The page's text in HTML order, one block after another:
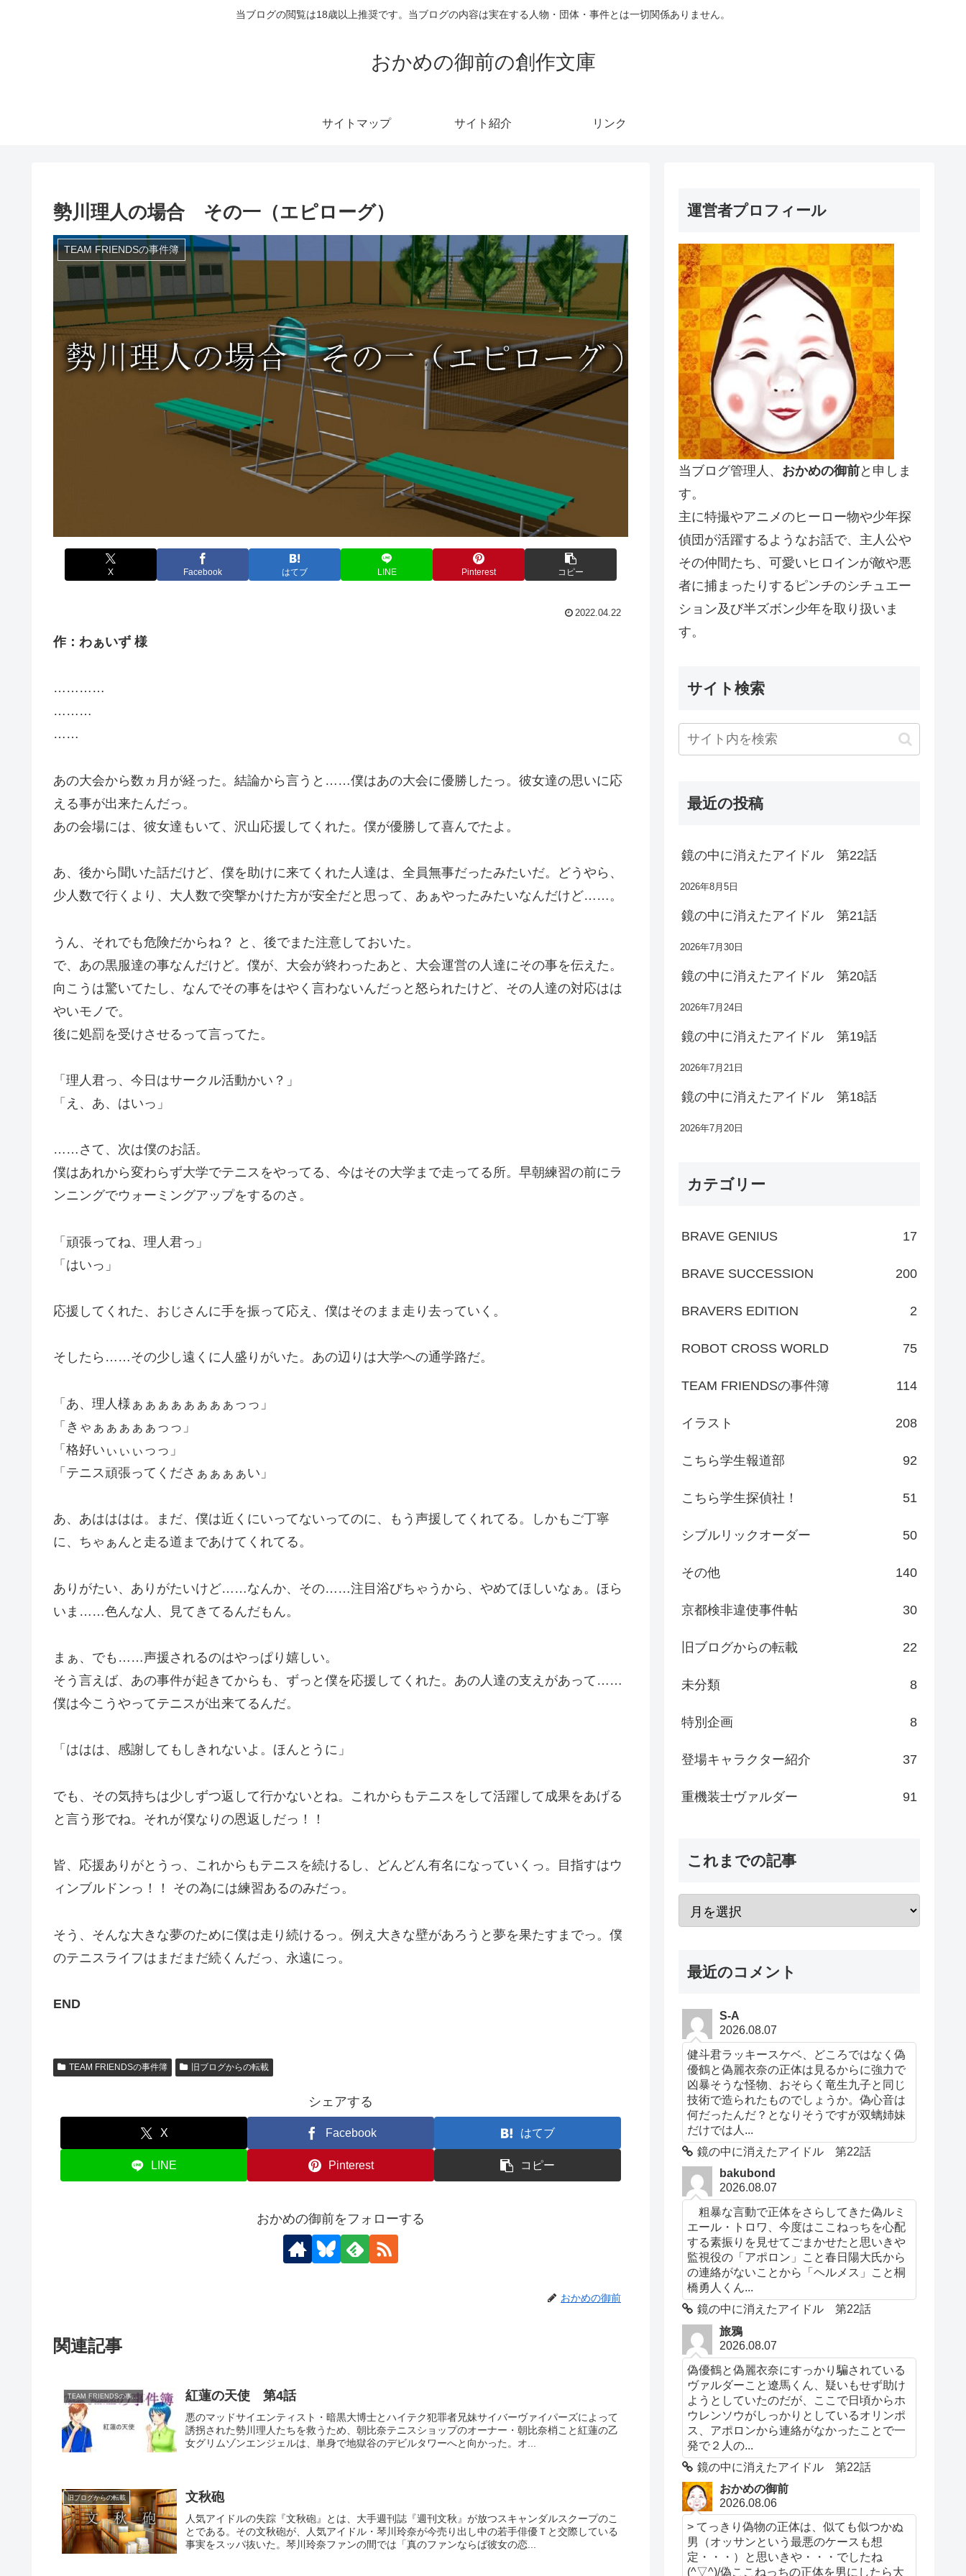
当ブログの閲覧は18歳以上推奨です。当ブログの内容は実在する人物・団体・事件とは一切関係ありません。
おかめの御前の創作文庫
サイトマップ サイト紹介 リンク
勢川理人の場合 その一（エピローグ）
TEAM FRIENDSの事件簿
X Facebook はてブ LINE Pinterest コピー
2022.04.22
作：わぁいず 様
…………
………
……
あの大会から数ヵ月が経った。結論から言うと……僕はあの大会に優勝したっ。彼女達の思いに応
える事が出来たんだっ。
あの会場には、彼女達もいて、沢山応援してくれた。僕が優勝して喜んでたよ。
あ、後から聞いた話だけど、僕を助けに来てくれた人達は、全員無事だったみたいだ。どうやら、
少人数で行くより、大人数で突撃かけた方が安全だと思って、あぁやったみたいなんだけど……。
うん、それでも危険だからね？ と、後でまた注意しておいた。
で、あの黒服達の事なんだけど。僕が、大会が終わったあと、大会運営の人達にその事を伝えた。
向こうは驚いてたし、なんでその事をはやく言わないんだっと怒られたけど、その人達の対応はは
やいモノで。
後に処罰を受けさせるって言ってた。
「理人君っ、今日はサークル活動かい？」
「え、あ、はいっ」
……さて、次は僕のお話。
僕はあれから変わらず大学でテニスをやってる、今はその大学まで走ってる所。早朝練習の前にラ
ンニングでウォーミングアップをするのさ。
「頑張ってね、理人君っ」
「はいっ」
応援してくれた、おじさんに手を振って応え、僕はそのまま走り去っていく。
そしたら……その少し遠くに人盛りがいた。あの辺りは大学への通学路だ。
「あ、理人様ぁぁぁぁぁぁぁぁっっ」
「きゃぁぁぁぁぁっっ」
「格好いぃぃぃっっ」
「テニス頑張ってくださぁぁぁぁい」
あ、あはははは。まだ、僕は近くにいってないってのに、もう声援してくれてる。しかもご丁寧
に、ちゃぁんと走る道まであけてくれてる。
ありがたい、ありがたいけど……なんか、その……注目浴びちゃうから、やめてほしいなぁ。ほら
いま……色んな人、見てきてるんだもん。
まぁ、でも……声援されるのはやっぱり嬉しい。
そう言えば、あの事件が起きてからも、ずっと僕を応援してくれた。あの人達の支えがあって……
僕は今こうやってテニスが出来てるんだ。
「ははは、感謝してもしきれないよ。ほんとうに」
でも、その気持ちは少しずつ返して行かないとね。これからもテニスをして活躍して成果をあげる
と言う形でね。それが僕なりの恩返しだっ！！
皆、応援ありがとうっ、これからもテニスを続けるし、どんどん有名になっていくっ。目指すはウ
ィンブルドンっ！！ その為には練習あるのみだっ。
そう、そんな大きな夢のために僕は走り続けるっ。例え大きな壁があろうと夢を果たすまでっ。僕
のテニスライフはまだまだ続くんだっ、永遠にっ。
END
TEAM FRIENDSの事件簿 旧ブログからの転載
シェアする
X Facebook はてブ
LINE Pinterest コピー
おかめの御前をフォローする
おかめの御前
関連記事
TEAM FRIENDSの事件簿 紅蓮の天使 第4話
悪のマッドサイエンティスト・暗黒大博士とハイテク犯罪者兄妹サイバーヴァイパーズによって
誘拐された勢川理人たちを救うため、朝比奈テニスショップのオーナー・朝比奈梢こと紅蓮の乙
女グリムゾンエンジェルは、単身で地獄谷のデビルタワーへと向かった。オ...
旧ブログからの転載 文秋砲
人気アイドルの失踪『文秋砲』とは、大手週刊誌『週刊文秋』が放つスキャンダルスクープのこ
とである。その文秋砲が、人気アイドル・琴川玲奈が今売り出し中の若手俳優Ｔと交際している
事実をスッパ抜いた。琴川玲奈ファンの間では「真のファンならば彼女の恋...
運営者プロフィール
当ブログ管理人、 おかめの御前と申しま
す。
主に特撮やアニメのヒーロー物や少年探
偵団が活躍するようなお話で、主人公や
その仲間たち、可愛いヒロインが敵や悪
者に捕まったりするピンチのシチュエー
ション及び半ズボン少年を取り扱いま
す。
サイト検索
最近の投稿
鏡の中に消えたアイドル 第22話
2026年8月5日
鏡の中に消えたアイドル 第21話
2026年7月30日
鏡の中に消えたアイドル 第20話
2026年7月24日
鏡の中に消えたアイドル 第19話
2026年7月21日
鏡の中に消えたアイドル 第18話
2026年7月20日
カテゴリー
BRAVE GENIUS 17
BRAVE SUCCESSION 200
BRAVERS EDITION 2
ROBOT CROSS WORLD 75
TEAM FRIENDSの事件簿 114
イラスト 208
こちら学生報道部 92
こちら学生探偵社！ 51
シブルリックオーダー 50
その他 140
京都検非違使事件帖 30
旧ブログからの転載 22
未分類 8
特別企画 8
登場キャラクター紹介 37
重機装士ヴァルダー 91
これまでの記事
最近のコメント
S-A
2026.08.07
健斗君ラッキースケベ、どころではなく偽
優鶴と偽麗衣奈の正体は見るからに強力で
凶暴そうな怪物、おそらく竜生九子と同じ
技術で造られたものでしょうか。偽心音は
何だったんだ？となりそうですが双螭姉妹
だけでは人...
鏡の中に消えたアイドル 第22話
bakubond
2026.08.07
粗暴な言動で正体をさらしてきた偽ルミ
エール・トロワ、今度はここねっちを心配
する素振りを見せてごまかせたと思いきや
監視役の「アポロン」こと春日陽大氏から
の連絡がないことから「ヘルメス」こと桐
橋勇人くん...
鏡の中に消えたアイドル 第22話
旅鴉
2026.08.07
偽優鶴と偽麗衣奈にすっかり騙されている
ヴァルダーこと遼馬くん、疑いもせず助け
ようとしていたのだが、ここで日頃からホ
ウレンソウがしっかりとしているオリンポ
ス、アポロンから連絡がなかったことで一
発で２人の...
鏡の中に消えたアイドル 第22話
おかめの御前
2026.08.06
> てっきり偽物の正体は、似ても似つかぬ
男（オッサンという最悪のケースも想
定・・・）と思いきや・・・でしたね
(^▽^)/偽ここねっちの正体を男にしたら大